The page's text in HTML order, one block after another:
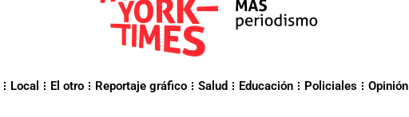
Local El otro Reportaje gráfico Salud Educación Policiales Opinión